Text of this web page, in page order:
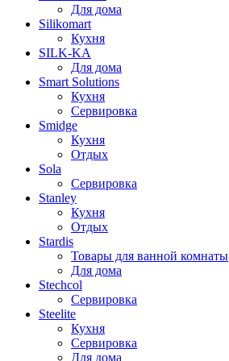
Для дома
Silikomart
Кухня
SILK-KA
Для дома
Smart Solutions
Кухня
Сервировка
Smidge
Кухня
Отдых
Sola
Сервировка
Stanley
Кухня
Отдых
Stardis
Товары для ванной комнаты
Для дома
Stechcol
Сервировка
Steelite
Кухня
Сервировка
Для дома